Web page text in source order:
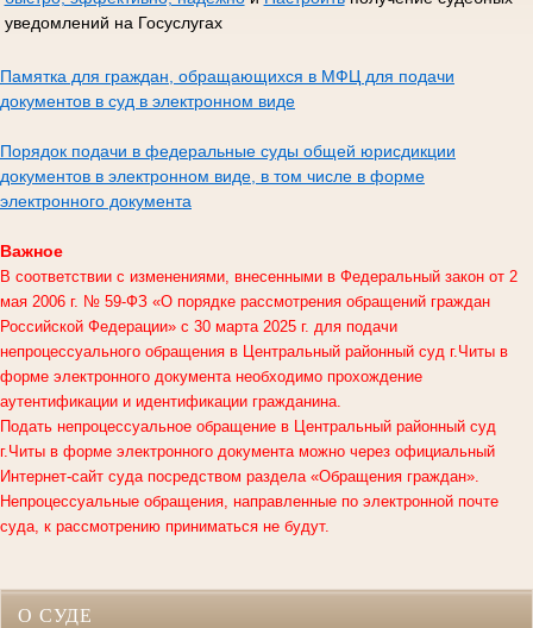
уведомлений на Госуслугах
Памятка для граждан, обращающихся в МФЦ для подачи
документов в суд в электронном виде
Порядок подачи в федеральные суды общей юрисдикции
документов в электронном виде, в том числе в форме
электронного документа
Важное
В соответствии с изменениями, внесенными в Федеральный закон от 2
мая 2006 г. № 59-ФЗ «О порядке рассмотрения обращений граждан
Российской Федерации» с 30 марта 2025 г. для подачи
непроцессуального обращения в Центральный районный суд г.Читы в
форме электронного документа необходимо прохождение
аутентификации и идентификации гражданина.
Подать непроцессуальное обращение в Центральный районный суд
г.Читы в форме электронного документа можно через официальный
Интернет-сайт суда посредством раздела «Обращения граждан».
Непроцессуальные обращения, направленные по электронной почте
суда, к рассмотрению приниматься не будут.
О СУДЕ